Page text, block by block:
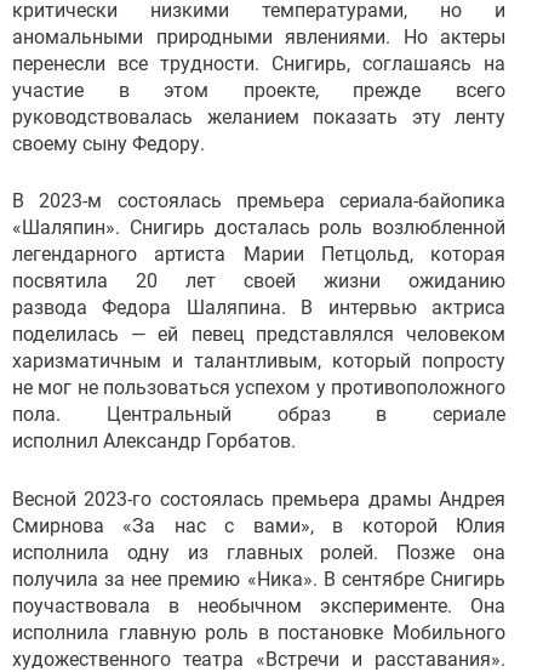
критически низкими температурами, но и
аномальными природными явлениями. Но актеры
перенесли все трудности. Снигирь, соглашаясь на
участие в этом проекте, прежде всего
руководствовалась желанием показать эту ленту
своему сыну Федору.
В 2023-м состоялась премьера сериала-байопика
«Шаляпин». Снигирь досталась роль возлюбленной
легендарного артиста Марии Петцольд, которая
посвятила 20 лет своей жизни ожиданию
развода Федора Шаляпина. В интервью актриса
поделилась — ей певец представлялся человеком
харизматичным и талантливым, который попросту
не мог не пользоваться успехом у противоположного
пола. Центральный образ в сериале
исполнил Александр Горбатов.
Весной 2023-го состоялась премьера драмы Андрея
Смирнова «За нас с вами», в которой Юлия
исполнила одну из главных ролей. Позже она
получила за нее премию «Ника». В сентябре Снигирь
поучаствовала в необычном эксперименте. Она
исполнила главную роль в постановке Мобильного
художественного театра «Встречи и расставания».